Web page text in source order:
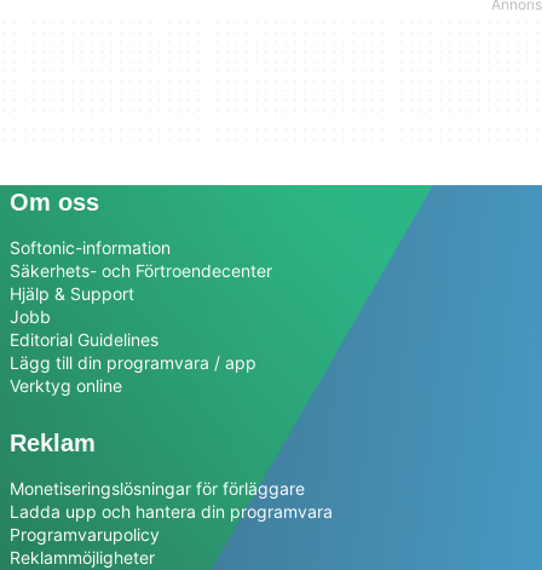
Om oss
Softonic-information
Säkerhets- och Förtroendecenter
Hjälp & Support
Jobb
Editorial Guidelines
Lägg till din programvara / app
Verktyg online
Reklam
Monetiseringslösningar för förläggare
Ladda upp och hantera din programvara
Programvarupolicy
Reklammöjligheter